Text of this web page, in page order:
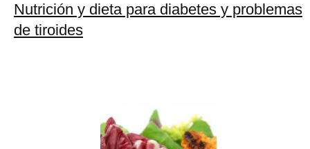
Nutrición y dieta para diabetes y problemas
de tiroides